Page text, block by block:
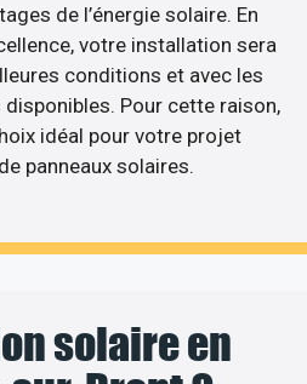
de l’énergie solaire. En
votre installation sera
conditions et avec les
Pour cette raison,
idéal pour votre projet
panneaux solaires.
solaire en